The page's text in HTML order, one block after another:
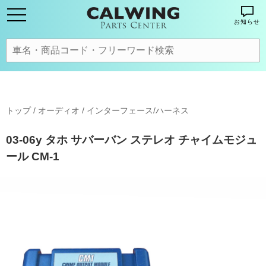
お知らせ
トップ/ オーディオ / インターフェース/ハーネス
03-06y タホ サバーバン ステレオ チャイムモジュ
ール CM-1